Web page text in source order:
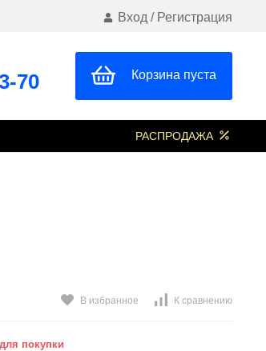
Вход / Регистрация
70 Корзина пуста
РАСПРОДАЖА
В избранное К сравнению
покупки